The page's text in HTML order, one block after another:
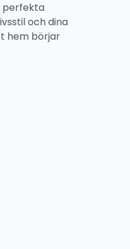
perfekta
och dina
hem börjar